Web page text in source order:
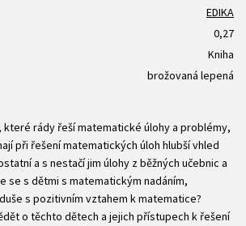
EDIKA
0,27
Kniha
brožovaná lepená
rády řeší matematické úlohy a problémy,
při řešení matematických úloh hlubší vhled
a s nestačí jim úlohy z běžných učebnic a
se s dětmi s matematickým nadáním,
s pozitivním vztahem k matematice?
o těchto dětech a jejich přístupech k řešení